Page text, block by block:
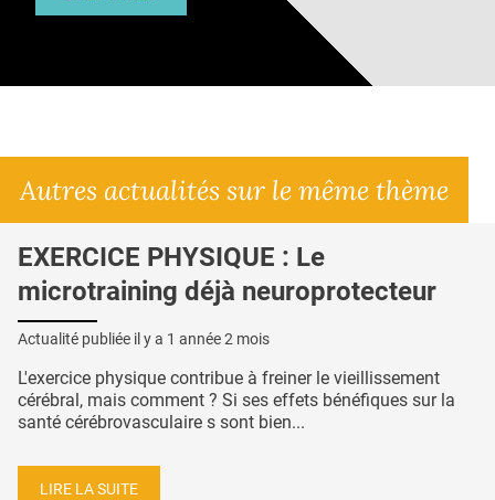
Autres actualités sur le même thème
EXERCICE PHYSIQUE : Le
microtraining déjà neuroprotecteur
Actualité publiée il y a 1 année 2 mois
L'exercice physique contribue à freiner le vieillissement
cérébral, mais comment ? Si ses effets bénéfiques sur la
santé cérébrovasculaire s sont bien...
LIRE LA SUITE